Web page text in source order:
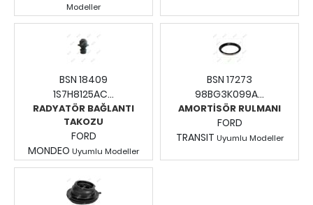
Modeller
Fiyatları Görmek İçin
Giriş Yapınız.
Giriş Yapınız.
BSN 18409
1S7H8125AC...
RADYATÖR BAĞLANTI
TAKOZU
FORD
MONDEO Uyumlu Modeller
Fiyatları Görmek İçin
Giriş Yapınız.
BSN 17273
98BG3K099A...
AMORTİSÖR RULMANI
FORD
TRANSIT Uyumlu Modeller